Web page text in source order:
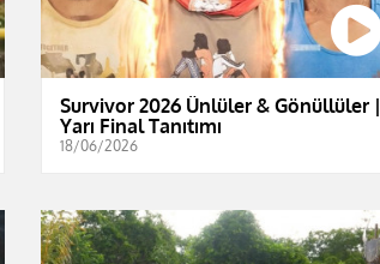
Survivor 2026 Ünlüler & Gönüllüler |
Yarı Final Tanıtımı
18/06/2026